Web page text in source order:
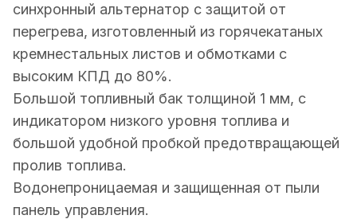
синхронный альтернатор с защитой от
перегрева, изготовленный из горячекатаных
кремнестальных листов и обмотками с
высоким КПД до 80%.
Большой топливный бак толщиной 1 мм, с
индикатором низкого уровня топлива и
большой удобной пробкой предотвращающей
пролив топлива.
Водонепроницаемая и защищенная от пыли
панель управления.